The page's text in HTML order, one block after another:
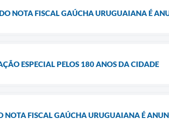
NOTA FISCAL GAÚCHA URUGUAIANA É
ESPECIAL PELOS 180 ANOS DA CIDADE
FISCAL GAÚCHA URUGUAIANA É